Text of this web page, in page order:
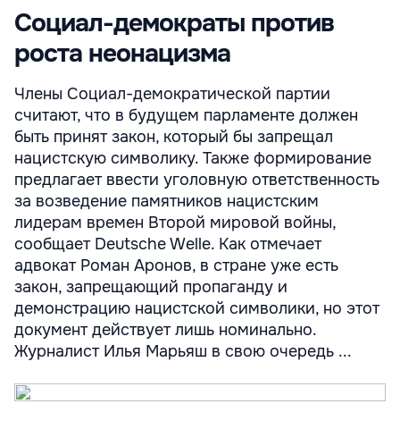
Социал-демократы против
роста неонацизма
Члены Социал-демократической партии
считают, что в будущем парламенте должен
быть принят закон, который бы запрещал
нацистскую символику. Также формирование
предлагает ввести уголовную ответственность
за возведение памятников нацистским
лидерам времен Второй мировой войны,
сообщает Deutsche Welle. Как отмечает
адвокат Роман Аронов, в стране уже есть
закон, запрещающий пропаганду и
демонстрацию нацистской символики, но этот
документ действует лишь номинально.
Журналист Илья Марьяш в свою очередь ...